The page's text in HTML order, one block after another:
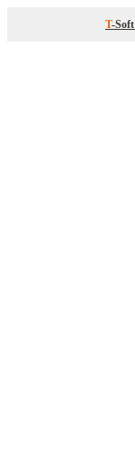
T-Soft